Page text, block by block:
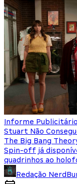
Informe Publicitário
Stuart Não
The Big Bang
Spin-off já
quadrinhos ao
Redação